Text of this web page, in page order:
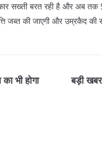
सख्ती बरत रही है और अब
की जाएगी और उम्रकैद की
भी होगा
बड़ी